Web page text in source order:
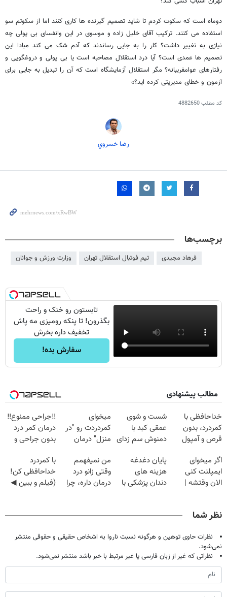
دوماه است که سکوت کردم تا شاید تصمیم گیرنده ها کاری کنند اما از سکوتم سو
استفاده می کنند. ترکیب آقای خلیل زاده و موسوی در این وانفسای بی پولی چه
نیازی به تغییر داشت؟ کار را به جایی رساندند که آدم شک می کند مبادا این
تصمیم ها عمدی است؟ آیا درد استقلال مصاحبه است یا بی پولی و دروغگویی و
رفتارهای عوامفریبانه؟ مگر استقلال آزمایشگاه است که آن را تبدیل به جایی برای
آزمون و خطای مدیریتی کرده اید؟»
کد مطلب4882650
رضا خسروي
برچسب‌ها
فرهاد مجیدی تیم فوتبال استقلال تهران وزارت ورزش و جوانان
تابستون رو خنک و راحت
بگذرون! تا پنکه رومیزی مه پاش
تخفیف داره بخرش
سفارش بده!
مطالب پیشنهادی
خداحافظی با
کمردرد، بدون
قرص و آمپول
شست و شوی
عمقی کبد با
دمنوش سم زدای
میخوای
کمردردت رو "در
منزل" درمان
◂پرسش‌نامه)
‼️جراحی ممنوع‼️
درمان کمر درد
بدون جراحی و
اگر میخوای
ایمپلنت کنی
الان وقتشه |
پایان دغدغه
هزینه های
دندان پزشکی با
من نمیفهمم
وقتی زانو درد
درمان داره، چرا
با کمردرد
خداحافظی کن!
(فیلم و ببین ◀
نظر شما
نظرات حاوی توهین و هرگونه نسبت ناروا به اشخاص حقیقی و حقوقی منتشر
نمی‌شود.
نظراتی که غیر از زبان فارسی یا غیر مرتبط با خبر باشد منتشر نمی‌شود.